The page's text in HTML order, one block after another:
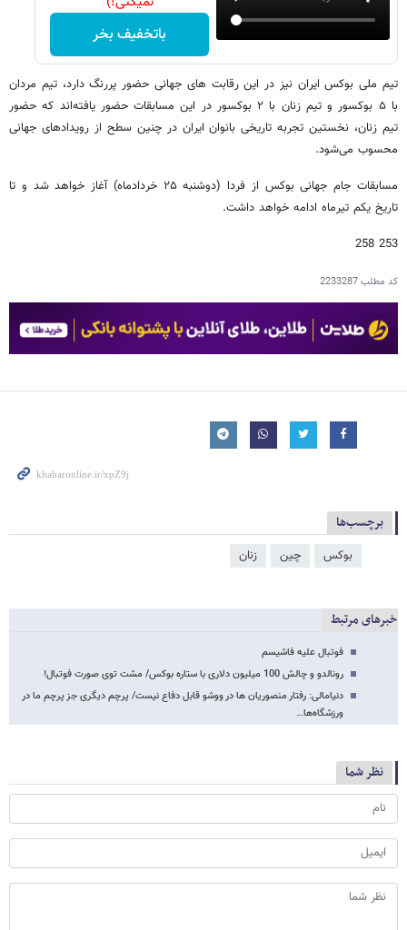
باتخفیف بخر
تیم ملی بوکس ایران نیز در این رقابت‌ های جهانی حضور پررنگ دارد، تیم مردان
با ۵ بوکسور و تیم زنان با ۲ بوکسور در این مسابقات حضور یافته‌اند که حضور
تیم زنان، نخستین تجربه تاریخی بانوان ایران در چنین سطح از رویدادهای جهانی
محسوب می‌شود.
مسابقات جام جهانی بوکس از فردا (دوشنبه ۲۵ خردادماه) آغاز خواهد شد و تا
تاریخ یکم تیرماه ادامه خواهد داشت.
253 258
کد مطلب2233287
برچسب‌ها
بوکس چین زنان
خبرهای مرتبط
فوتبال علیه فاشیسم
رونالدو و چالش 100 میلیون دلاری با ستاره بوکس/ مشت توی صورت فوتبال!
دنیامالی: رفتار منصوریان ها در ووشو قابل دفاع نیست/ پرچم دیگری جز پرچم ما در
ورزشگاه‌ها…
نظر شما